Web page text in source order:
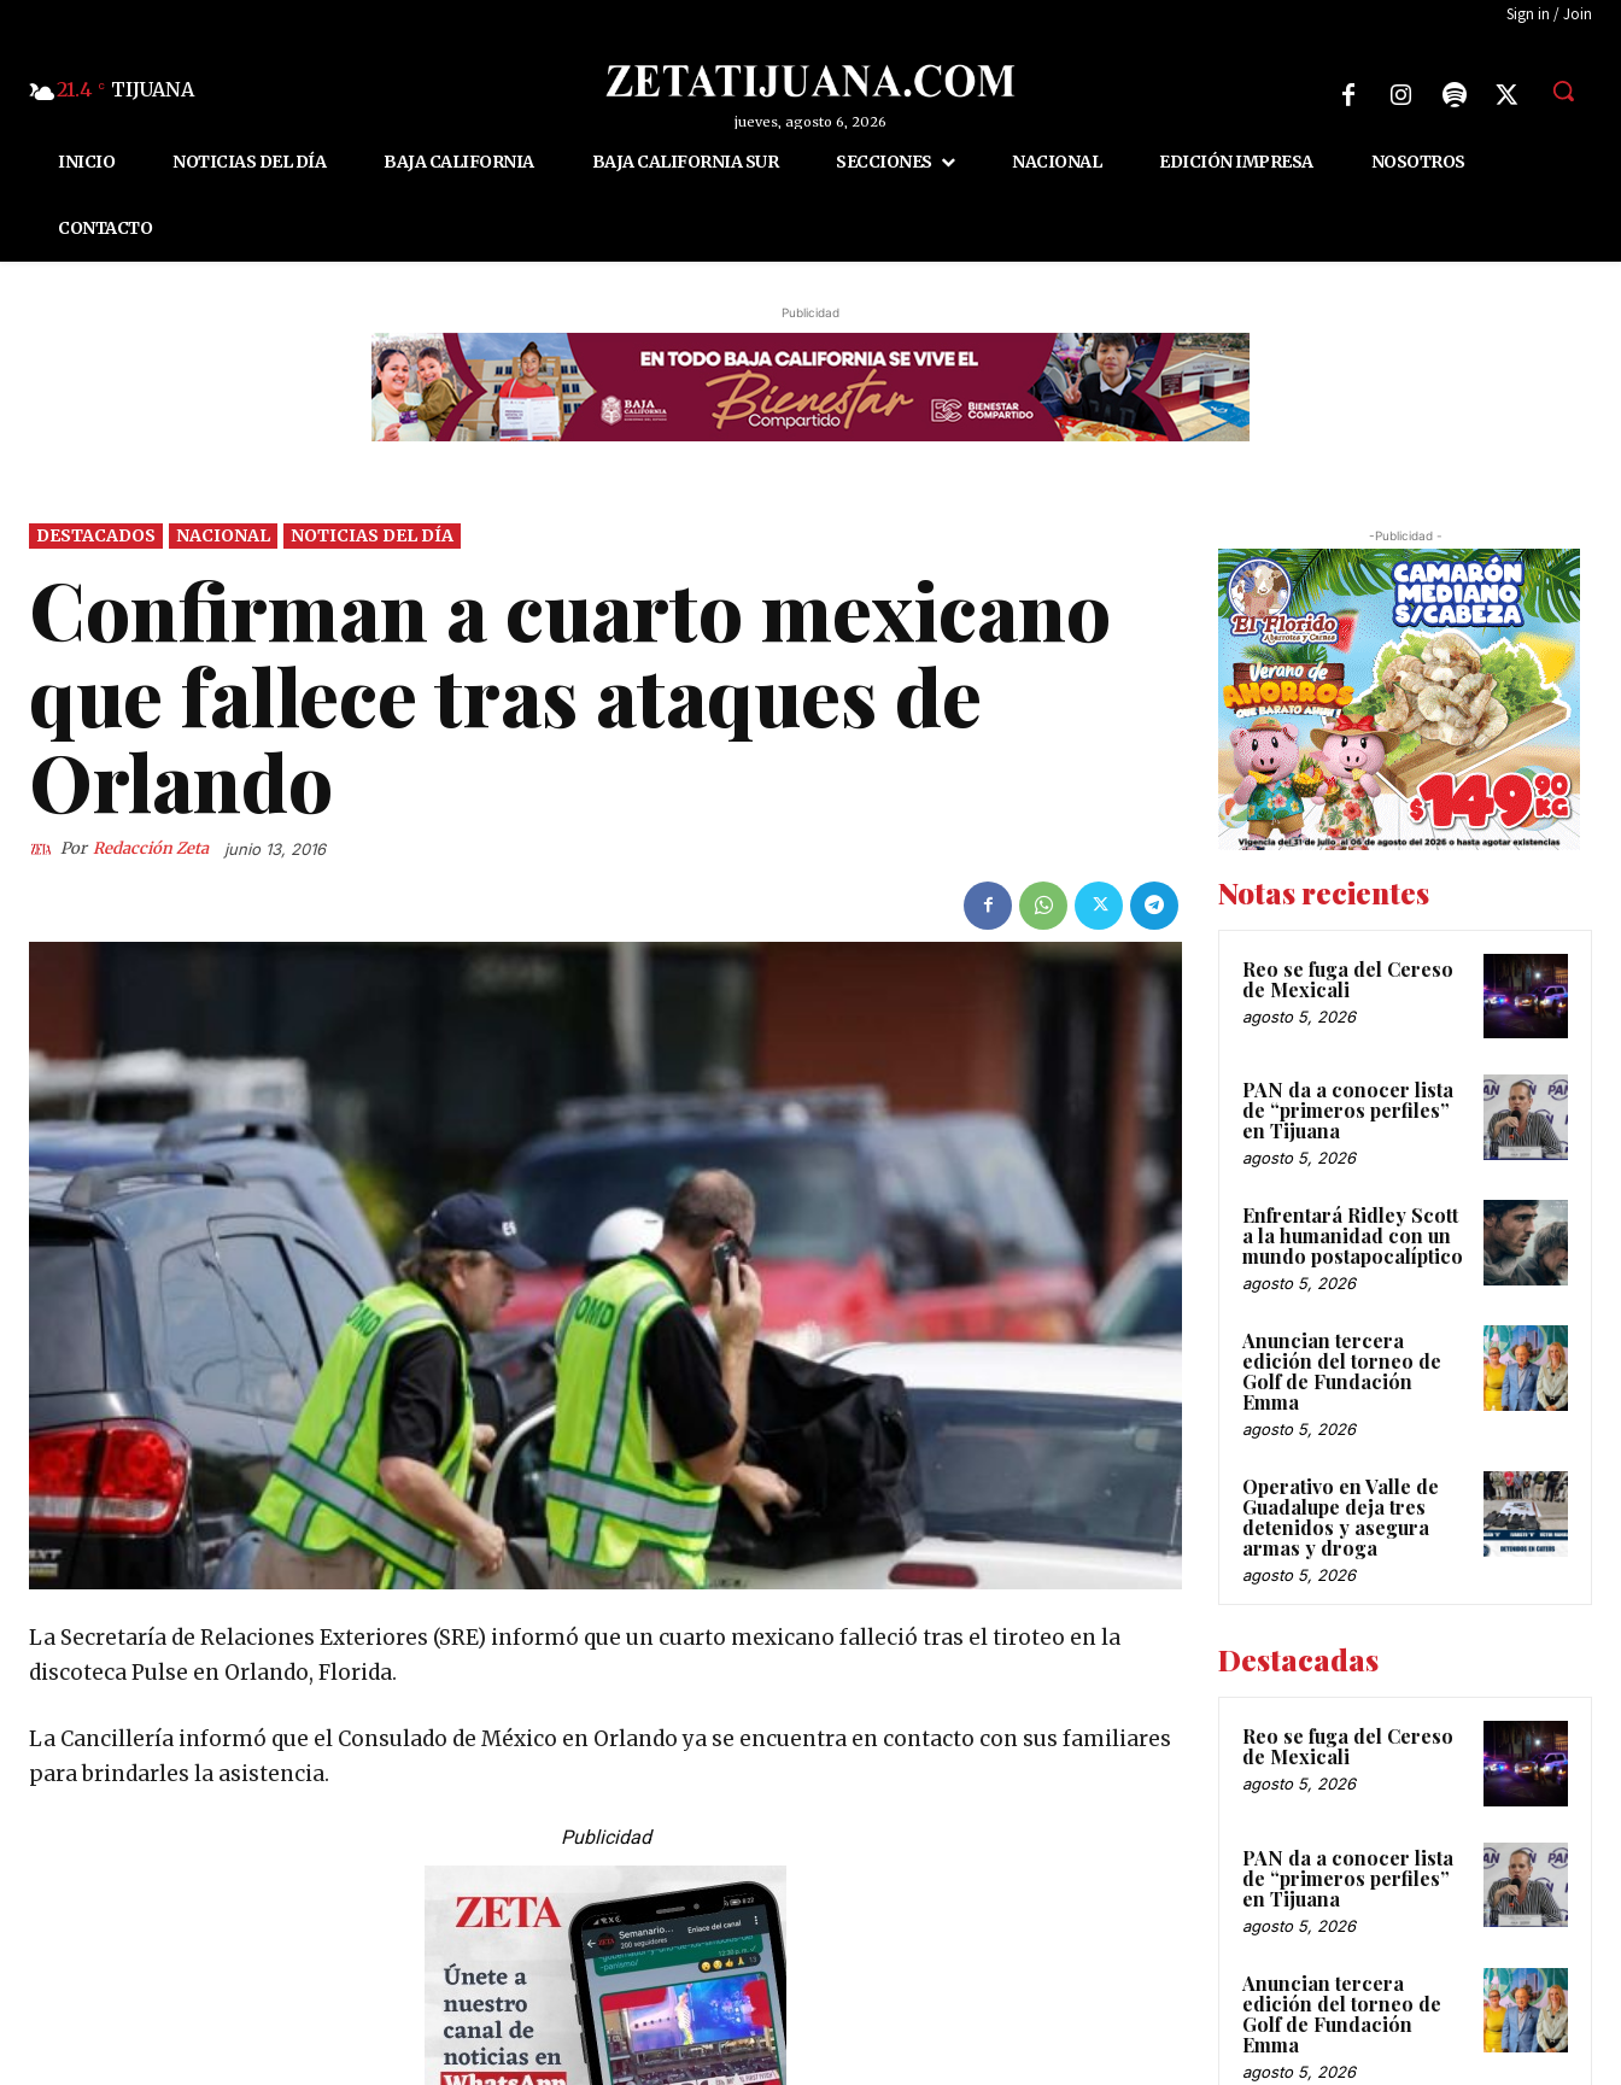
Sign in / Join
21.4 C TIJUANA
jueves, agosto 6, 2026
INICIO NOTICIAS DEL DÍA BAJA CALIFORNIA BAJA CALIFORNIA SUR SECCIONES NACIONAL EDICIÓN IMPRESA NOSOTROS
CONTACTO
Publicidad
DESTACADOS NACIONAL NOTICIAS DEL DÍA
Confirman a cuarto mexicano
que fallece tras ataques de
Orlando
Por Redacción Zeta junio 13, 2016
La Secretaría de Relaciones Exteriores (SRE) informó que un cuarto mexicano falleció tras el tiroteo en la
discoteca Pulse en Orlando, Florida.
La Cancillería informó que el Consulado de México en Orlando ya se encuentra en contacto con sus familiares
para brindarles la asistencia.
Publicidad
-Publicidad -
Notas recientes
Reo se fuga del Cereso
de Mexicali
agosto 5, 2026
PAN da a conocer lista
de “primeros perfiles”
en Tijuana
agosto 5, 2026
Enfrentará Ridley Scott
a la humanidad con un
mundo postapocalíptico
agosto 5, 2026
Anuncian tercera
edición del torneo de
Golf de Fundación
Emma
agosto 5, 2026
Operativo en Valle de
Guadalupe deja tres
detenidos y asegura
armas y droga
agosto 5, 2026
Destacadas
Reo se fuga del Cereso
de Mexicali
agosto 5, 2026
PAN da a conocer lista
de “primeros perfiles”
en Tijuana
agosto 5, 2026
Anuncian tercera
edición del torneo de
Golf de Fundación
Emma
agosto 5, 2026